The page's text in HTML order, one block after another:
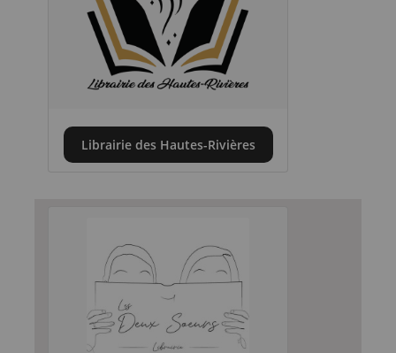
Librairie des Hautes-Rivières